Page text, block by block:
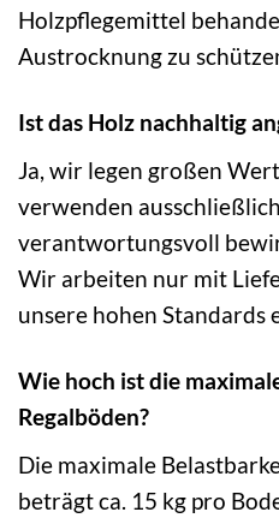
Holzpflegemittel
Austrocknung zu
Ist das Holz nachhaltig
Ja, wir legen großen
verwenden
verantwortungsvoll
Wir arbeiten nur mit
unsere hohen Standards
Wie hoch ist die
Regalböden?
Die maximale
beträgt ca. 15 kg pro